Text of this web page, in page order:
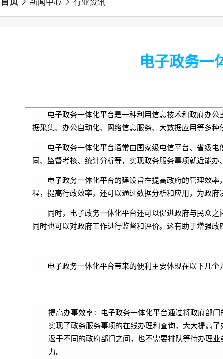
电子政务一
电子政务一体化平台是一种利用信息技术和政府办
据采集、办公自动化、网络信息服务、大数据应用等多
电子政务一体化平台通常由国家级电信平台、省级
同、监督考核、统计分析等，实现政务服务事项就近能办
电子政务一体化平台的建设旨在提高政府的管理效
程，提高行政效率，还可以通过数据分析和应用，为政
同时，电子政务一体化平台还可以促进政府与民众
同时也可以对政府工作进行监督和评价。这有助于增强
电子政务一体化平台带来的便利主要体现在以下几个
提高办事效率：电子政务一体化平台通过将政府部
实现了政务服务事项的在线办理和查询，大大提高
返于不同的政府部门之间，也不需要排队等待办理
力。